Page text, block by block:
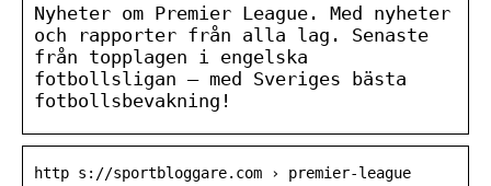
Nyheter om Premier League. Med nyheter
och rapporter från alla lag. Senaste
från topplagen i engelska
fotbollsligan – med Sveriges bästa
fotbollsbevakning!
http s://sportbloggare.com › premier-league